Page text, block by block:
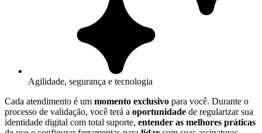
Agilidade, segurança e tecnologia
Cada atendimento é um momento exclusivo para você. Durante o
processo de validação, você terá a oportunidade de regularizar sua
identidade digital com total suporte, entender as melhores práticas